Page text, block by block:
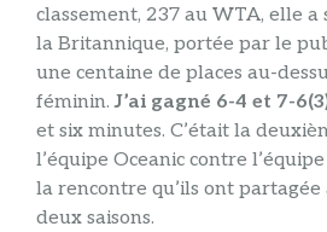
classement, 237 au WTA, elle a
la Britannique, portée par le
une centaine de places au-
féminin.J’ai gagné 6-4 et 7-
et six minutes. C’était la
l’équipe Oceanic contre
la rencontre qu’ils ont
deux saisons.